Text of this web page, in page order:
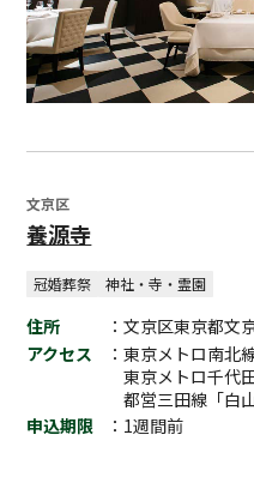
文京区
養源寺
冠婚葬祭 神社・寺・霊園
住所
：文京区東京都文
アクセス
：東京メトロ南北
東京メトロ千代
都営三田線「白
申込期限
：1週間前